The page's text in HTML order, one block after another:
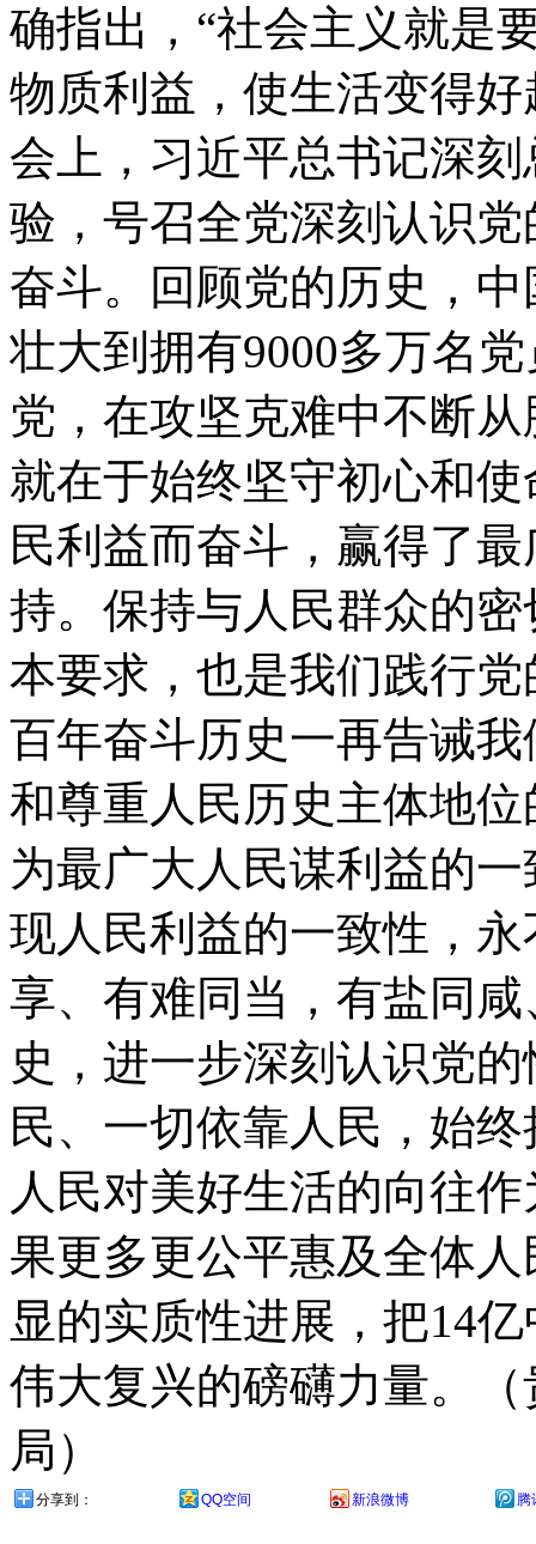
确指出，“社会主义就是
物质利益，使生活变得
会上，习近平总书记深
验，号召全党深刻认识
奋斗。回顾党的历史，
壮大到拥有9000多万名
党，在攻坚克难中不断
就在于始终坚守初心和
民利益而奋斗，赢得了
持。保持与人民群众的
本要求，也是我们践行
百年奋斗历史一再告诫
和尊重人民历史主体地
为最广大人民谋利益的
现人民利益的一致性，
享、有难同当，有盐同
史，进一步深刻认识党
民、一切依靠人民，始
人民对美好生活的向往
果更多更公平惠及全体
显的实质性进展，把14
伟大复兴的磅礴力量。
局）
分享到： QQ空间 新浪微博 腾